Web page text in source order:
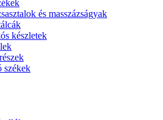
és masszázságyak
készletek
székek